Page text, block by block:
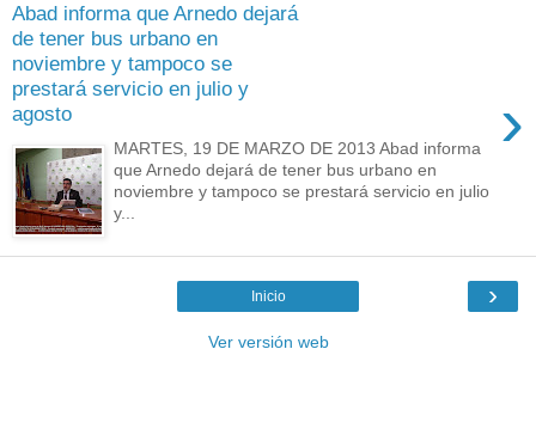
Abad informa que Arnedo dejará
de tener bus urbano en
noviembre y tampoco se
prestará servicio en julio y
agosto
›
MARTES, 19 DE MARZO DE 2013 Abad informa
que Arnedo dejará de tener bus urbano en
noviembre y tampoco se prestará servicio en julio
y...
›
Inicio
Ver versión web